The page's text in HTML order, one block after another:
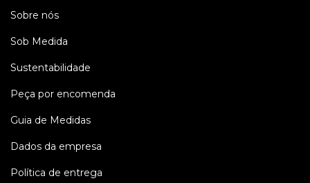
Sobre nós
Sob Medida
Sustentabilidade
Peça por encomenda
Guia de Medidas
Dados da empresa
Política de entrega